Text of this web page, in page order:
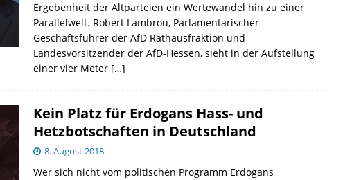
Ergebenheit der Altparteien ein Wertewandel hin zu einer
Parallelwelt. Robert Lambrou, Parlamentarischer
Geschäftsführer der AfD Rathausfraktion und
Landesvorsitzender der AfD-Hessen, sieht in der Aufstellung
einer vier Meter […]
Kein Platz für Erdogans Hass- und
Hetzbotschaften in Deutschland
8. August 2018
Wer sich nicht vom politischen Programm Erdogans